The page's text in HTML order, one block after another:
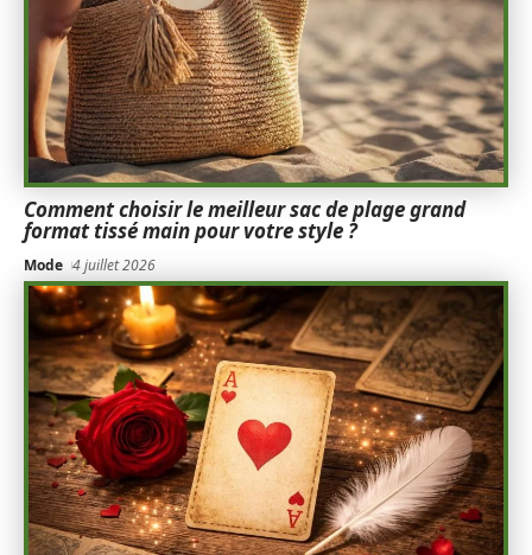
Comment choisir le meilleur sac de plage grand
format tissé main pour votre style ?
Mode 4 juillet 2026